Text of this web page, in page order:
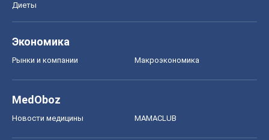
Диеты
Экономика
Рынки и компании Mакроэкономика
MedOboz
Новости медицины MAMACLUB